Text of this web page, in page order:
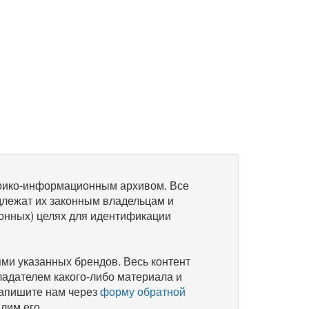
информационным архивом. Все
их законным владельцам и
целях для идентификации
указанных брендов. Весь контент
какого-либо материала и
нам черезформу обратной